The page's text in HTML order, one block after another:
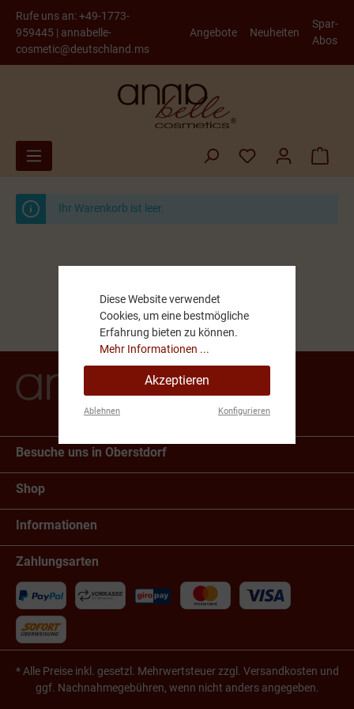
Rufe uns an:+49-1773-
959445 | annabelle-
cosmetic@deutschland.ms
Angebote Neuheiten
Spar-
Abos
Ihr Warenkorb ist leer.
Besuche uns in Oberstdorf
Shop
Informationen
Zahlungsarten
* Alle Preise inkl. gesetzl. Mehrwertsteuer zzgl. Versandkosten und
ggf. Nachnahmegebühren, wenn nicht anders angegeben.
Diese Website verwendet
Cookies, um eine bestmögliche
Erfahrung bieten zu können.
Mehr Informationen ...
Akzeptieren
Ablehnen Konfigurieren